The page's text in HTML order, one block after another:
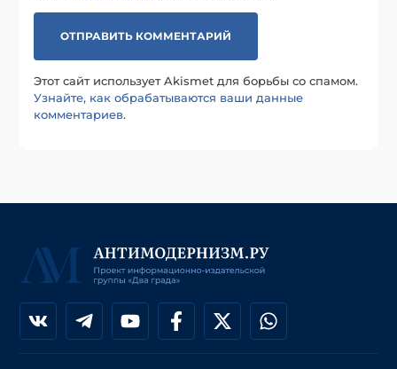
Этот сайт использует Akismet для борьбы со спамом.
Узнайте, как обрабатываются ваши данные
комментариев.